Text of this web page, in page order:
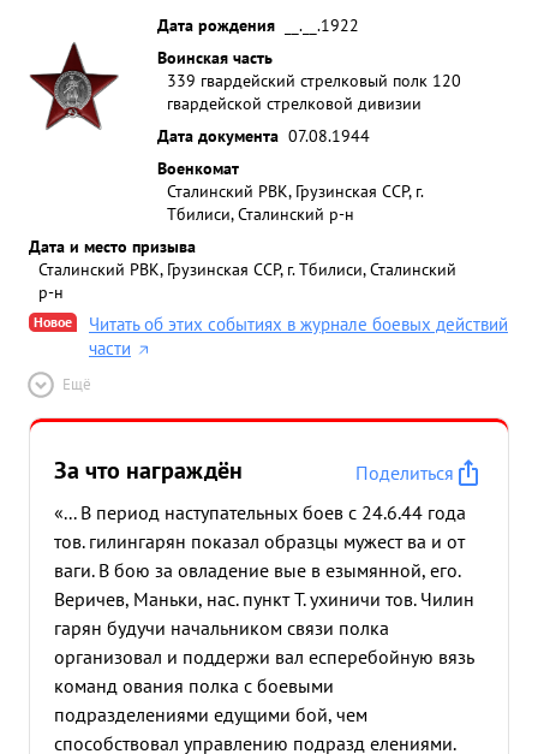
Дата рождения
__.__.1922
Воинская часть
339 гвардейский стрелковый полк 120
гвардейской стрелковой дивизии
Дата документа 07.08.1944
Военкомат
Сталинский РВК, Грузинская ССР, г.
Тбилиси, Сталинский р-н
Дата и место призыва
Сталинский РВК, Грузинская ССР, г. Тбилиси, Сталинский
р-н
Новое
Читать об этих событиях в журнале боевых действий
части
Ещё
За что награждён
Поделиться
«... В период наступательных боев с 24.6.44 года
тов. гилингарян показал образцы мужест ва и от
ваги. В бою за овладение вые в езымянной, его.
Веричев, Маньки, нас. пункт Т. ухиничи тов. Чилин
гарян будучи начальником связи полка
организовал и поддержи вал есперебойную вязь
команд ования полка с боевыми
подразделениями едущими бой, чем
способствовал управлению подразд елениями.